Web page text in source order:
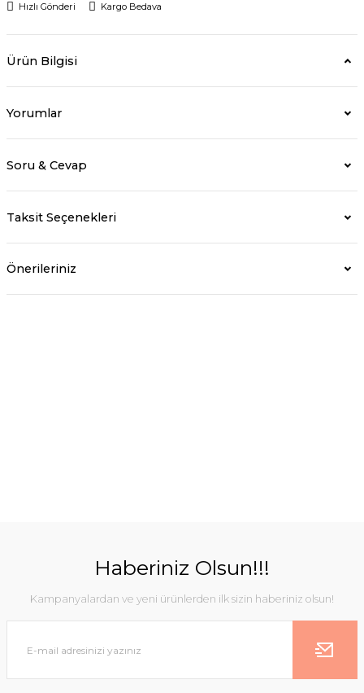
Hızlı Gönderi Kargo Bedava
Ürün Bilgisi
Yorumlar
Soru & Cevap
Taksit Seçenekleri
Önerileriniz
Haberiniz Olsun!!!
Kampanyalardan ve yeni ürünlerden ilk sizin haberiniz olsun!